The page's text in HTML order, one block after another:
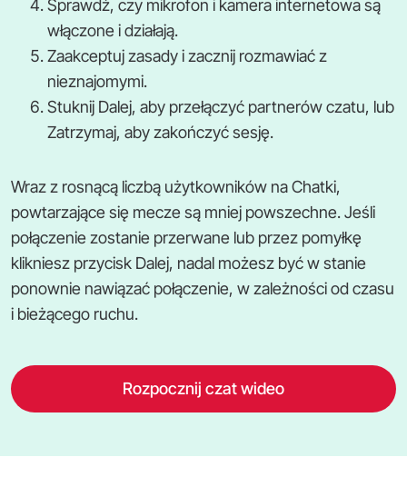
Sprawdź, czy mikrofon i kamera internetowa są
włączone i działają.
Zaakceptuj zasady i zacznij rozmawiać z
nieznajomymi.
Stuknij Dalej, aby przełączyć partnerów czatu, lub
Zatrzymaj, aby zakończyć sesję.
Wraz z rosnącą liczbą użytkowników na Chatki,
powtarzające się mecze są mniej powszechne. Jeśli
połączenie zostanie przerwane lub przez pomyłkę
klikniesz przycisk Dalej, nadal możesz być w stanie
ponownie nawiązać połączenie, w zależności od czasu
i bieżącego ruchu.
Rozpocznij czat wideo